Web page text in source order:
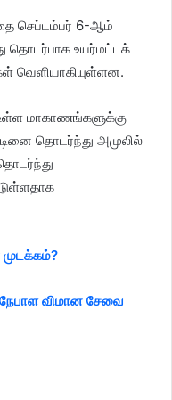
செப்டம்பர் 6-ஆம்
தொடர்பாக உயர்மட்டக்
வெளியாகியுள்ளன.
மாகாணங்களுக்கு
தொடர்ந்து அமுலில்
முடக்கம்?
விமான சேவை